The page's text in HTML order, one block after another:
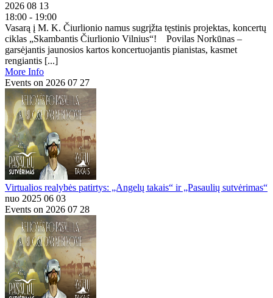
2026 08 13
18:00 - 19:00
Vasarą į M. K. Čiurlionio namus sugrįžta tęstinis projektas, koncertų
ciklas „Skambantis Čiurlionio Vilnius“! Povilas Norkūnas –
garsėjantis jaunosios kartos koncertuojantis pianistas, kasmet
rengiantis [...]
More Info
Events on 2026 07 27
Virtualios realybės patirtys: „Angelų takais“ ir „Pasaulių sutvėrimas“
nuo 2025 06 03
Events on 2026 07 28